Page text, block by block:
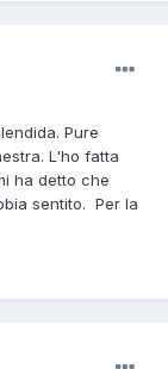
Pure
L'ho fatta
ha detto che
sentito. Per la